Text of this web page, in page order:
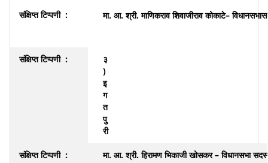
मा. आ. श्री. माणिकराव शिवाजीराव कोकाटे–
३
)
इ
ग
त
पु
री
मा. आ. श्री. हिरामण भिकाजी खोसकर – विधानसभा